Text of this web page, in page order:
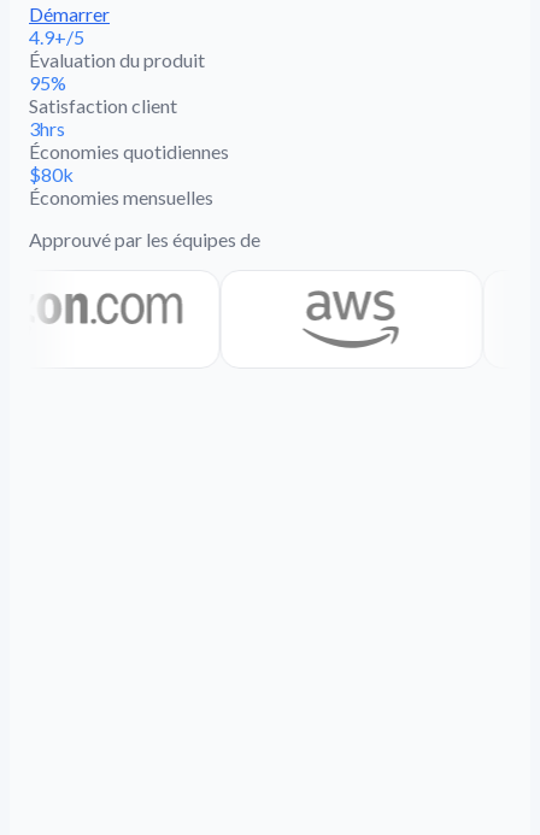
Démarrer
4.9+/5
Évaluation du produit
95%
Satisfaction client
3hrs
Économies quotidiennes
$80k
Économies mensuelles
Approuvé par les équipes de